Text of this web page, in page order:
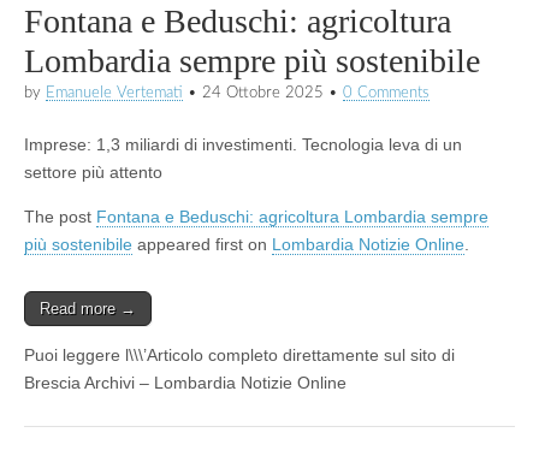
Fontana e Beduschi: agricoltura
Lombardia sempre più sostenibile
by Emanuele Vertemati • 24 Ottobre 2025 • 0 Comments
Imprese: 1,3 miliardi di investimenti. Tecnologia leva di un
settore più attento
The post Fontana e Beduschi: agricoltura Lombardia sempre
più sostenibile appeared first on Lombardia Notizie Online
Read more →
Puoi leggere l\\\’Articolo completo direttamente sul sito di
Brescia Archivi – Lombardia Notizie Online